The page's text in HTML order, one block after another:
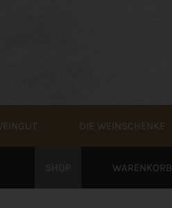
DIE WEINSCHENKE
SHOP WARENKORB